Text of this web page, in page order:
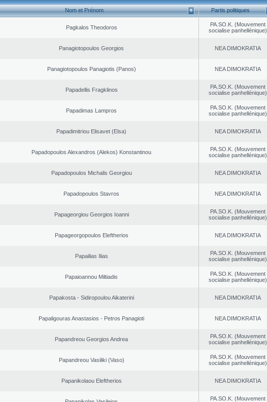
Nom et Prénom Partis politiques
Pagkalos Theodoros
PA.SO.K. (Mouvement
socialise panhellénique)
Panagiotopoulos Georgios NEA DΙMOKRATIA
Panagiotopoulos Panagiotis (Panos) NEA DΙMOKRATIA
Papadellis Fragklinos
PA.SO.K. (Mouvement
socialise panhellénique)
Papadimas Lampros
PA.SO.K. (Mouvement
socialise panhellénique)
Papadimitriou Elisavet (Elsa) NEA DΙMOKRATIA
Papadopoulos Alexandros (Alekos) Konstantinou
PA.SO.K. (Mouvement
socialise panhellénique)
Papadopoulos Michalis Georgiou NEA DΙMOKRATIA
Papadopoulos Stavros NEA DΙMOKRATIA
Papageorgiou Georgios Ioanni
PA.SO.K. (Mouvement
socialise panhellénique)
Papageorgopoulos Eleftherios NEA DΙMOKRATIA
Papailias Ilias
PA.SO.K. (Mouvement
socialise panhellénique)
Papaioannou Miltiadis
PA.SO.K. (Mouvement
socialise panhellénique)
Papakosta - Sidiropoulou Aikaterini NEA DΙMOKRATIA
Papaligouras Anastasios - Petros Panagioti NEA DΙMOKRATIA
Papandreou Georgios Andrea
PA.SO.K. (Mouvement
socialise panhellénique)
Papandreou Vasiliki (Vaso)
PA.SO.K. (Mouvement
socialise panhellénique)
Papanikolaou Eleftherios NEA DΙMOKRATIA
PA.SO.K. (Mouvement